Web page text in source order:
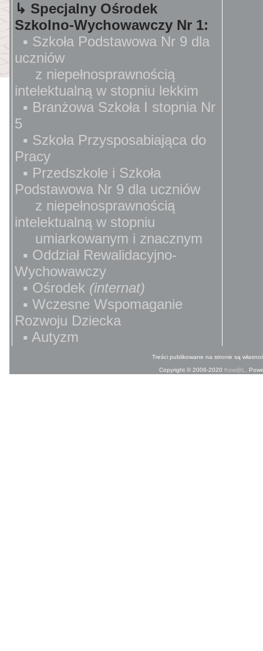
↳ Specjalny Ośrodek
Szkolno-Wychowawczy Nr 1:
▪ Szkoła Podstawowa Nr 9 dla
uczniów
z niepełnosprawnością
intelektualną w stopniu lekkim
▪ Branżowa Szkoła I stopnia Nr
5
▪ Szkoła Przysposabiająca do
Pracy
▪ Przedszkole i Szkoła
Podstawowa Nr 9 dla uczniów
z niepełnosprawnością
intelektualną w stopniu
umiarkowanym i znacznym
▪ Oddział Rewalidacyjno-
Wychowawczy
▪ Ośrodek (internat)
▪ Wczesne Wspomaganie
Rozwoju Dziecka
▪ Autyzm
Treści publikowane na stronie są
Copyright © 2006-2020 Kow@L .